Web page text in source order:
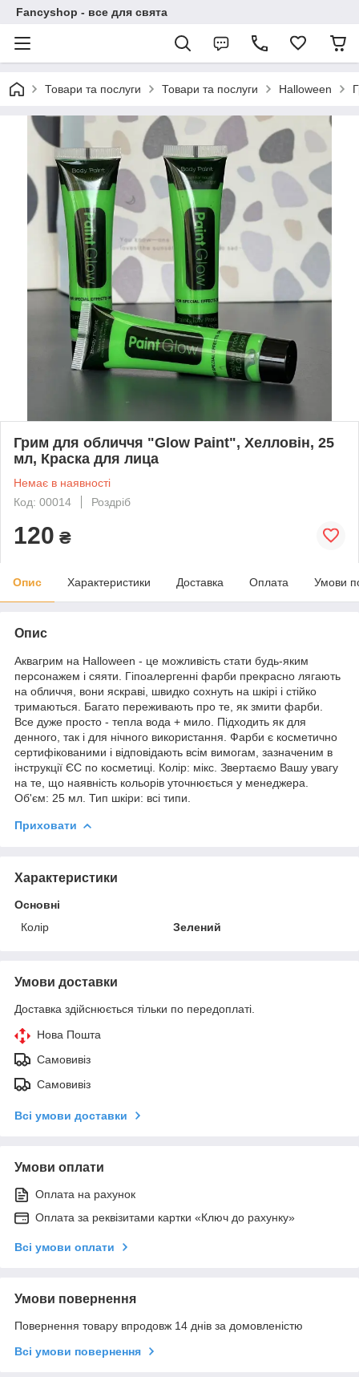
Fancyshop - все для свята
Товари та послуги Товари та послуги Halloween
Грим для обличчя "Glow Paint", Хелловін, 25
мл, Краска для лица
Немає в наявності
Код: 00014
Роздріб
120 ₴
Опис Характеристики Доставка Оплата Умови
Опис
Аквагрим на Halloween - це можливість стати будь-яким
персонажем і сяяти. Гіпоалергенні фарби прекрасно лягають
на обличчя, вони яскраві, швидко сохнуть на шкірі і стійко
тримаються. Багато переживають про те, як змити фарби.
Все дуже просто - тепла вода + мило. Підходить як для
денного, так і для нічного використання. Фарби є косметично
сертифікованими і відповідають всім вимогам, зазначеним в
інструкції ЄС по косметиці. Колір: мікс. Звертаємо Вашу увагу
на те, що наявність кольорів уточнюється у менеджера.
Об'єм: 25 мл. Тип шкіри: всі типи.
Приховати
Характеристики
Основні
Колір
Зелений
Умови доставки
Доставка здійснюється тільки по передоплаті.
Нова Пошта
Самовивіз
Самовивіз
Всі умови доставки
Умови оплати
Оплата на рахунок
Оплата за реквізитами картки «Ключ до рахунку»
Всі умови оплати
Умови повернення
Повернення товару впродовж 14 днів за домовленістю
Всі умови повернення